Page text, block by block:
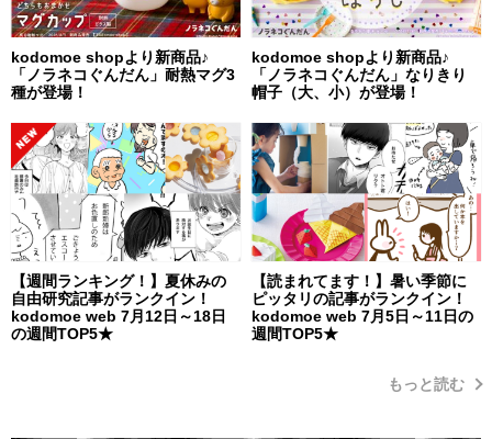
kodomoe shopより新商品♪
「ノラネコぐんだん」耐熱マグ3
種が登場！
kodomoe shopより新商品♪
「ノラネコぐんだん」なりきり
帽子（大、小）が登場！
【週間ランキング！】夏休みの
自由研究記事がランクイン！
kodomoe web 7月12日～18日
の週間TOP5★
【読まれてます！】暑い季節に
ピッタリの記事がランクイン！
kodomoe web 7月5日～11日の
週間TOP5★
もっと読む